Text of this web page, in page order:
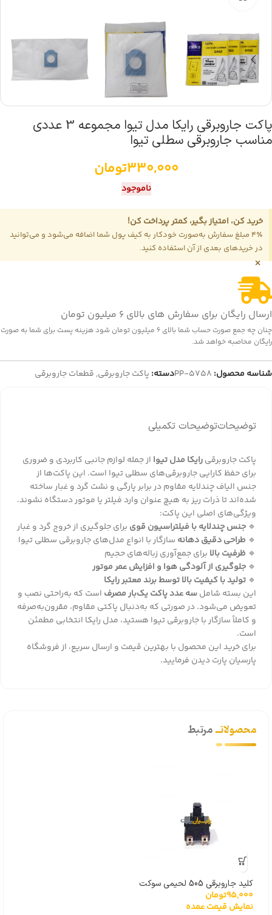
پاکت جاروبرقی رایکا مدل تیوا مجموعه 3 عددی
مناسب جاروبرقی سطلی تیوا
330,000تومان
ناموجود
خرید کن، امتیاز بگیر، کمتر پرداخت کن!
4٪ مبلغ سفارش به‌صورت خودکار به کیف پول شما اضافه می‌شود و می‌توانید
در خریدهای بعدی از آن استفاده کنید.
×
ارسال رایگان برای سفارش های بالای 6 میلیون تومان
چنان چه جمع صورت حساب شما بالای 6 میلیون تومان شود هزینه پست برای شما به صورت
رایگان محاصبه خواهد شد.
شناسه محصول: PP-5758دسته: پاکت جاروبرقی, قطعات جاروبرقی
توضیحاتتوضیحات تکمیلی
پاکت جاروبرقیرایکا مدل تیوا از جمله لوازم جانبی کاربردی و ضروری
برای حفظ کارایی جاروبرقی‌های سطلی تیوا است. این پاکت‌ها از
جنس الیاف چندلایه مقاوم در برابر پارگی و نشت گرد و غبار ساخته
شده‌اند تا ذرات ریز به هیچ عنوان وارد فیلتر یا موتور دستگاه نشوند.
ویژگی‌های اصلی این پاکت:
🔹 جنس چندلایه با فیلتراسیون قوی برای جلوگیری از خروج گرد و غبار
🔹 طراحی دقیق دهانه سازگار با انواع مدل‌های جاروبرقی سطلی تیوا
🔹 ظرفیت بالا برای جمع‌آوری زباله‌های حجیم
🔹 جلوگیری از آلودگی هوا و افزایش عمر موتور
🔹 تولید با کیفیت بالا توسط برند معتبر رایکا
این بسته شاملسه عدد پاکت یک‌بار مصرف است که به‌راحتی نصب و
تعویض می‌شود. در صورتی که به‌دنبال پاکتی مقاوم، مقرون‌به‌صرفه
و کاملاً سازگار با جاروبرقی تیوا هستید، مدل رایکا انتخابی مطمئن
است.
برای خرید این محصول با بهترین قیمت و ارسال سریع، ازفروشگاه
پارسیان پارتدیدن فرمایید.
محصولاتــمرتبط
کلید جاروبرقی 505 لحیمی سوکت
پایین درجه یک خارجی
95,000تومان
نمایش قیمت عمده